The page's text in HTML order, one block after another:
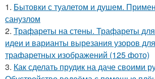
1. Бытовки с туалетом и душем.
санузлом
2. Трафареты на стены. Трафареты
идеи и варианты вырезания узоров
трафаретных изображений (125 фото)
3. Как сделать прудик на даче своими